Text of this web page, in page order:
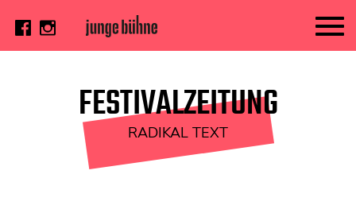
AKTUELLFESTIVALZEITUNG
RADIKAL TEXT